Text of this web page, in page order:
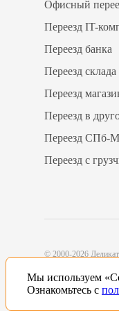
Офисный
Переезд IT-
Переезд банка
Переезд склада
Переезд
Переезд в
Переезд СПб-
Переезд с
© 2000-2026
Северо-Запад»
Мы используем
Ознакомьтесь с